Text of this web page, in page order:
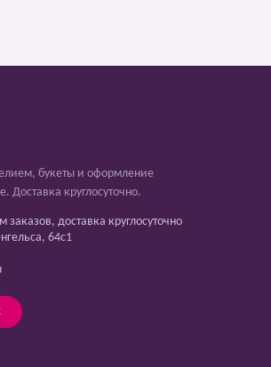
букеты и оформление
Доставка круглосуточно.
заказов, доставка круглосуточно
64с1